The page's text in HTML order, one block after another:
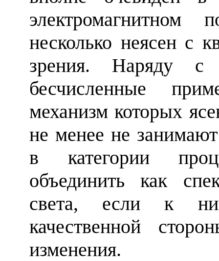
несколько неясен с
зрения. Наряду с
бесчисленные
механизм которых
не менее не
в категории
объединить как
света, если к
качественной
изменения.